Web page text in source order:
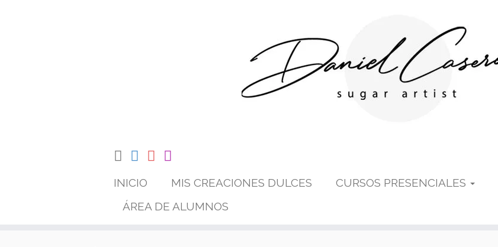
INICIO MIS CREACIONES DULCES CURSOS PRESENCIALES
ÁREA DE ALUMNOS